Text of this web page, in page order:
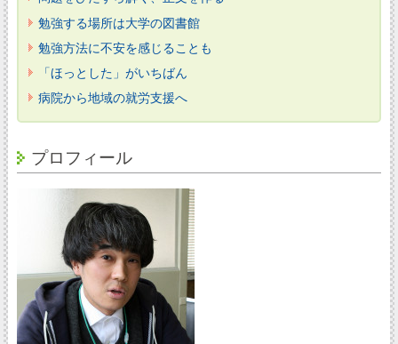
勉強する場所は大学の図書館
勉強方法に不安を感じることも
「ほっとした」がいちばん
病院から地域の就労支援へ
プロフィール